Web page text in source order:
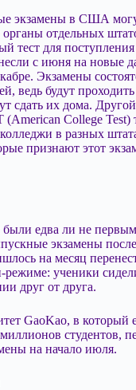
экзамены в США
органы отдельных
тест для
с июня на новые
Экзамены
ведь будут
сдать их дома. Другой
College Test)
в разных
признают этот
едва ли не
экзамены
на месяц
режиме: ученики
друг от друга.
GaoKao, в который
студентов,
на начало июля.